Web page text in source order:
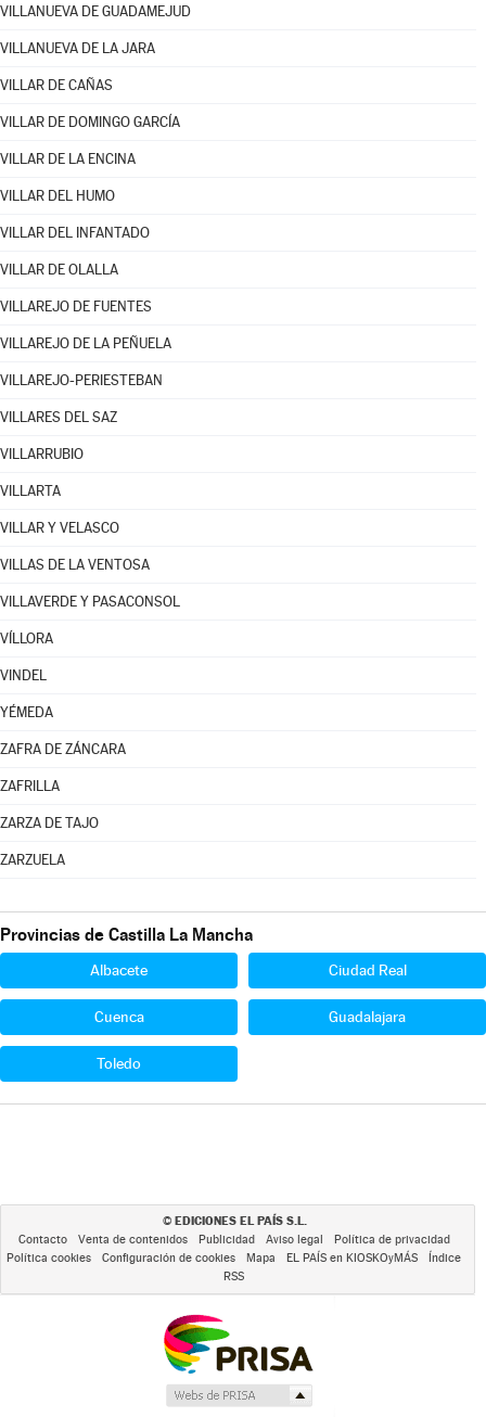
VILLANUEVA DE GUADAMEJUD
VILLANUEVA DE LA JARA
VILLAR DE CAÑAS
VILLAR DE DOMINGO GARCÍA
VILLAR DE LA ENCINA
VILLAR DEL HUMO
VILLAR DEL INFANTADO
VILLAR DE OLALLA
VILLAREJO DE FUENTES
VILLAREJO DE LA PEÑUELA
VILLAREJO-PERIESTEBAN
VILLARES DEL SAZ
VILLARRUBIO
VILLARTA
VILLAR Y VELASCO
VILLAS DE LA VENTOSA
VILLAVERDE Y PASACONSOL
VÍLLORA
VINDEL
YÉMEDA
ZAFRA DE ZÁNCARA
ZAFRILLA
ZARZA DE TAJO
ZARZUELA
Provincias de Castilla La Mancha
Albacete Ciudad Real
Cuenca Guadalajara
Toledo
© EDICIONES EL PAÍS S.L.
Contacto Venta de contenidos Publicidad Aviso legal
Política de privacidad
Política cookies
Configuración de cookies Mapa EL PAÍS en KIOSKOyMÁS
Índice
RSS